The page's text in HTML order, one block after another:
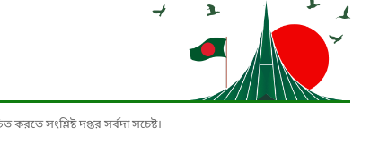
সংশ্লিষ্ট দপ্তর সর্বদা সচেষ্ট।